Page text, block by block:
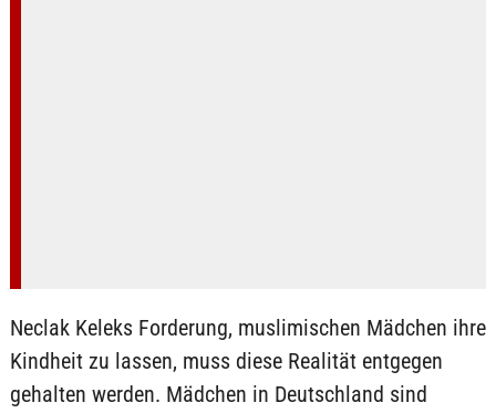
Neclak Keleks Forderung, muslimischen Mädchen ihre
Kindheit zu lassen, muss diese Realität entgegen
gehalten werden. Mädchen in Deutschland sind